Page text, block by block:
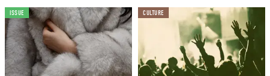
画に出演します。黒人の音楽としてアンダーグラウンド的な扱い
をされていたジャズでしたが、劇中のルイ・アームストロングに
演奏によって、一般に認知されるようになったのです。
冒頭の「聖者の行進」「バラ色の人生」「セ・シ・ボン」も映画
に使用されたり、フランスのシャンソンをジャズとして歌うこと
ISSUE CULTURE